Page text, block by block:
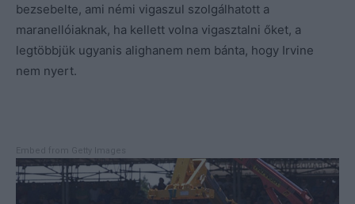
bezsebelte, ami némi vigaszul szolgálhatott a
maranellóiaknak, ha kellett volna vigasztalni őket, a
legtöbbjük ugyanis alighanem nem bánta, hogy Irvine
nem nyert.